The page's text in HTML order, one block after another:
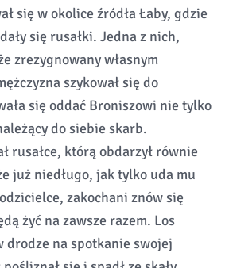
się w okolice źródła Łaby, gdzie
się rusałki. Jedna z nich,
zrezygnowany własnym
szykował się do
się oddać Broniszowi nie tylko
do siebie skarb.
rusałce, którą obdarzył równie
już niedługo, jak tylko uda mu
zakochani znów się
żyć na zawsze razem. Los
drodze na spotkanie swojej